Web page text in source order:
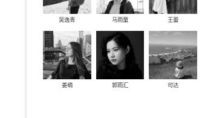
查看更多>>> 2026-06-08
吴逸青 马雨童 王蕾
姜萌 郭雨汇 可达